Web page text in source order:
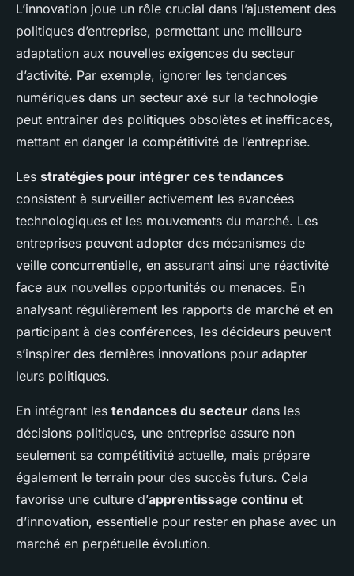
L’innovation joue un rôle crucial dans l’ajustement des
politiques d’entreprise, permettant une meilleure
adaptation aux nouvelles exigences du secteur
d’activité. Par exemple, ignorer les tendances
numériques dans un secteur axé sur la technologie
peut entraîner des politiques obsolètes et inefficaces,
mettant en danger la compétitivité de l’entreprise.
Les stratégies pour intégrer ces tendances
consistent à surveiller activement les avancées
technologiques et les mouvements du marché. Les
entreprises peuvent adopter des mécanismes de
veille concurrentielle, en assurant ainsi une réactivité
face aux nouvelles opportunités ou menaces. En
analysant régulièrement les rapports de marché et en
participant à des conférences, les décideurs peuvent
s’inspirer des dernières innovations pour adapter
leurs politiques.
En intégrant les tendances du secteur dans les
décisions politiques, une entreprise assure non
seulement sa compétitivité actuelle, mais prépare
également le terrain pour des succès futurs. Cela
favorise une culture d’apprentissage continu et
d’innovation, essentielle pour rester en phase avec un
marché en perpétuelle évolution.